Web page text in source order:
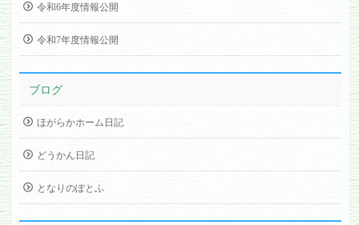
令和6年度情報公開
令和7年度情報公開
ブログ
ほがらかホーム日記
どうかん日記
となりのぽとふ